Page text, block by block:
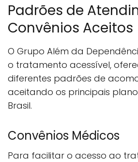
Padrões de
Convênios Aceitos
O Grupo Além da
o tratamento acessível,
diferentes padrões de
aceitando os principais
Brasil.
Convênios Médicos
Para facilitar o acesso ao